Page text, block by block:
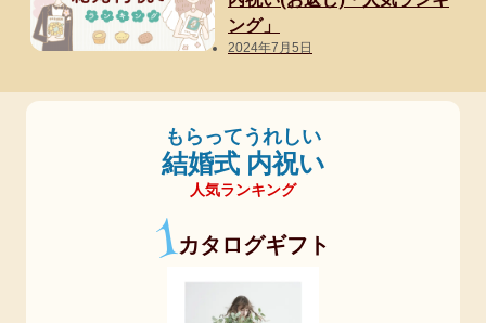
30代女性
友達・友人
40代女性
人気・ランキング
ング」
2024年7月5日
もらってうれしい
結婚式 内祝い
人気ランキング
1カタログギフト